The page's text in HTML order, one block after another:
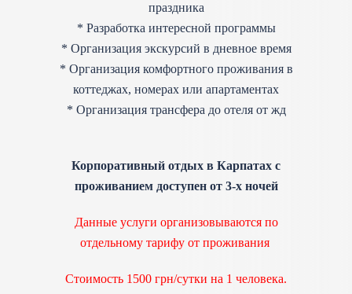
праздника
* Разработка интересной программы
* Организация экскурсий в дневное время
* Организация комфортного проживания в
коттеджах, номерах или апартаментах
* Организация трансфера до отеля от жд
Корпоративный отдых в Карпатах с
проживанием доступен от 3-х ночей
Данные услуги организовываются по
отдельному тарифу от проживания
Стоимость 1500 грн/сутки на 1 человека.